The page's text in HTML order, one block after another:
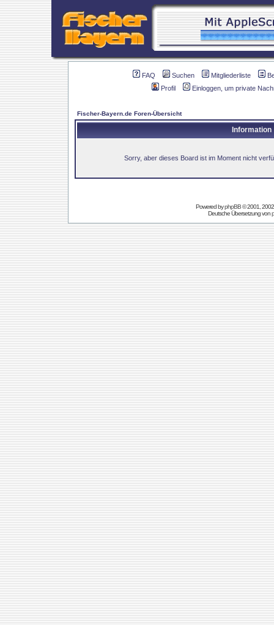
FAQ Suchen Mitgliederliste
Profil
Einloggen, um private
Fischer-Bayern.de Foren-Übersicht
Information
Sorry, aber dieses Board ist im Moment nicht
Powered byphpBB© 2001,
Deutsche Übersetzung von